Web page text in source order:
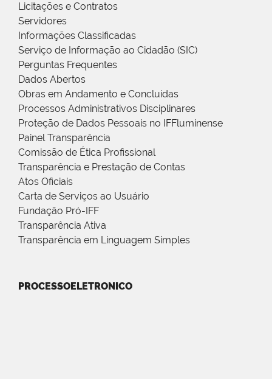
Licitações e Contratos
Servidores
Informações Classificadas
Serviço de Informação ao Cidadão (SIC)
Perguntas Frequentes
Dados Abertos
Obras em Andamento e Concluídas
Processos Administrativos Disciplinares
Proteção de Dados Pessoais no IFFluminense
Painel Transparência
Comissão de Ética Profissional
Transparência e Prestação de Contas
Atos Oficiais
Carta de Serviços ao Usuário
Fundação Pró-IFF
Transparência Ativa
Transparência em Linguagem Simples
PROCESSOELETRONICO